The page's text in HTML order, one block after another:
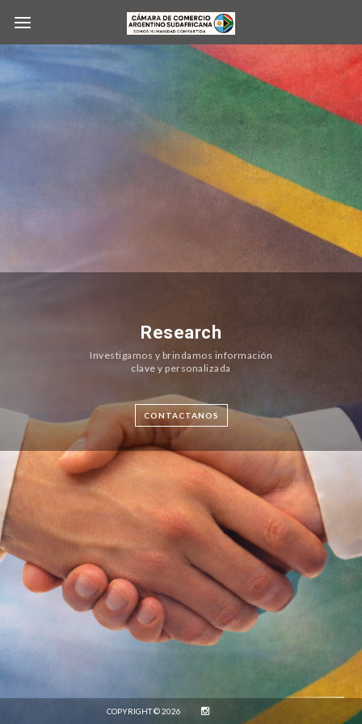
Research
Investigamos y brindamos información
clave y personalizada
CONTACTANOS
COPYRIGHT © 2026